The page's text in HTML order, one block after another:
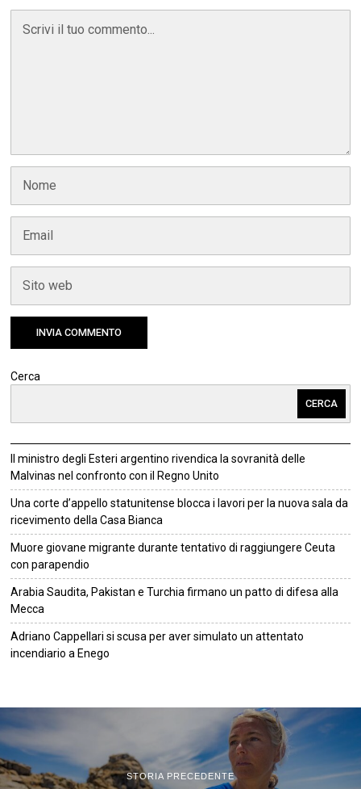
Cerca
CERCA
Il ministro degli Esteri argentino rivendica la sovranità delle
Malvinas nel confronto con il Regno Unito
Una corte d’appello statunitense blocca i lavori per la nuova sala da
ricevimento della Casa Bianca
Muore giovane migrante durante tentativo di raggiungere Ceuta
con parapendio
Arabia Saudita, Pakistan e Turchia firmano un patto di difesa alla
Mecca
Adriano Cappellari si scusa per aver simulato un attentato
incendiario a Enego
STORIA PRECEDENTE